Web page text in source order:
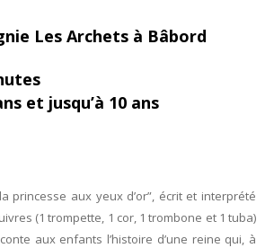
Les Archets à Bâbord
et jusqu’à 10 ans
princesse aux yeux d’or”, écrit et interprété
(1 trompette, 1 cor, 1 trombone et 1 tuba)
aux enfants l’histoire d’une reine qui, à